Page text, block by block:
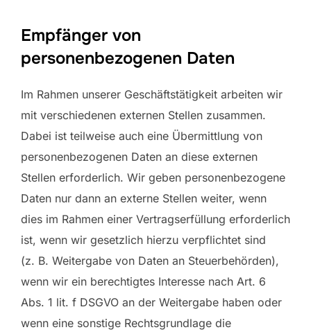
Empfänger von
personenbezogenen Daten
Im Rahmen unserer Geschäftstätigkeit arbeiten wir
mit verschiedenen externen Stellen zusammen.
Dabei ist teilweise auch eine Übermittlung von
personenbezogenen Daten an diese externen
Stellen erforderlich. Wir geben personenbezogene
Daten nur dann an externe Stellen weiter, wenn
dies im Rahmen einer Vertragserfüllung erforderlich
ist, wenn wir gesetzlich hierzu verpflichtet sind
(z. B. Weitergabe von Daten an Steuerbehörden),
wenn wir ein berechtigtes Interesse nach Art. 6
Abs. 1 lit. f DSGVO an der Weitergabe haben oder
wenn eine sonstige Rechtsgrundlage die